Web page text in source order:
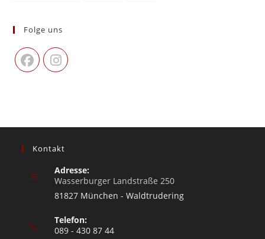
Folge uns
Kontakt
Adresse:
Wasserburger Landstraße 250
81827 München - Waldtrudering
Telefon:
089 - 430 87 44